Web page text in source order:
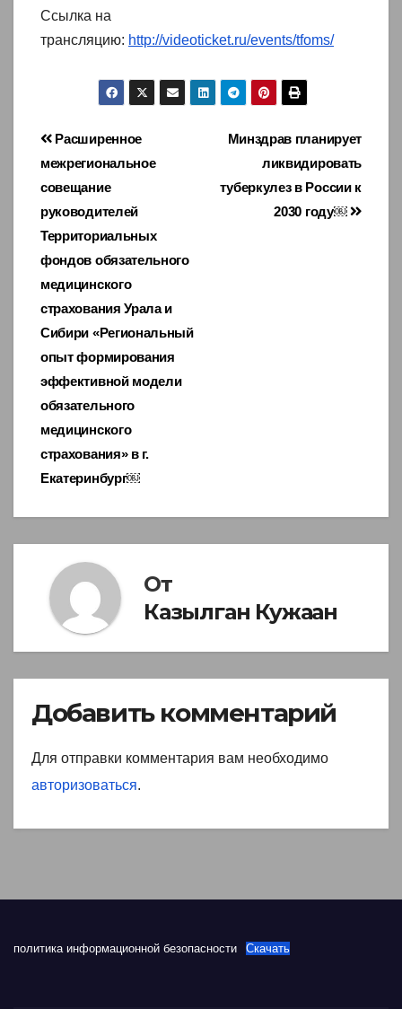
Ссылка на
трансляцию: http://videoticket.ru/events/tfoms/
Навигация
по
записям
Минздрав планирует
ликвидировать
туберкулез в России к
2030 году￼
Расширенное
межрегиональное
совещание
руководителей
Территориальных
фондов обязательного
медицинского
страхования Урала и
Сибири «Региональный
опыт формирования
эффективной модели
обязательного
медицинского
страхования» в г.
Екатеринбург￼
От
Казылган Кужаан
Добавить комментарий
Для отправки комментария вам необходимо
авторизоваться.
политика информационной безопасности Скачать